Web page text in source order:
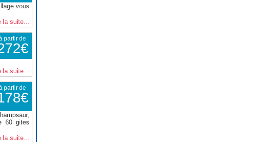
vous
la suite...
partir de
la suite...
partir de
60 gites
la suite...